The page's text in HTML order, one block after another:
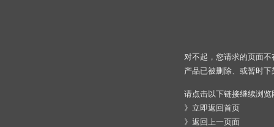
对不起，您请求的页面
产品已被删除、或暂时下
请点击以下链接继续浏览
》 立即返回首页
》 返回上一页面